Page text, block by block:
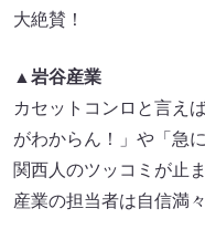
大絶賛！
▲岩谷産業
カセットコンロと言え
がわからん！」や「急
関西人のツッコミが止
産業の担当者は自信満